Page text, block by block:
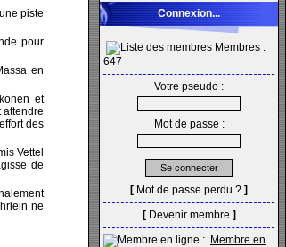
piste
pour
en
et
attendre
des
Vettel
de
ne
Connexion...
Membres :
647
Votre pseudo :
Mot de passe :
[ Mot de passe perdu ? ]
[ Devenir membre ]
Membre en